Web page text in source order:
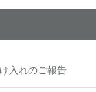
入れのご報告